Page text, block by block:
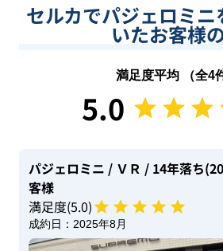
セルカでパジェロミ
いたお客様
満足度平均 （全4
5.0
パジェロミニ / ＶＲ / 14年落ち
客様
満足度(5.0)
成約日： 2025年8月